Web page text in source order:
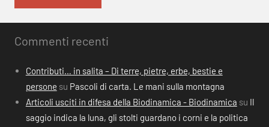
Commenti recenti
Contributi… in salita – Di terre, pietre, erbe, bestie e
persone su Pascoli di carta. Le mani sulla montagna
Articoli usciti in difesa della Biodinamica - Biodinamica su Il
saggio indica la luna, gli stolti guardano i corni e la politica